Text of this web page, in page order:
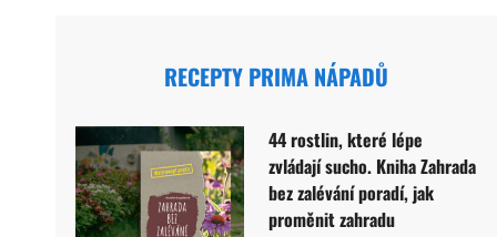
RECEPTY PRIMA NÁPADŮ
44 rostlin, které lépe
zvládají sucho. Kniha Zahrada
bez zalévání poradí, jak
proměnit zahradu